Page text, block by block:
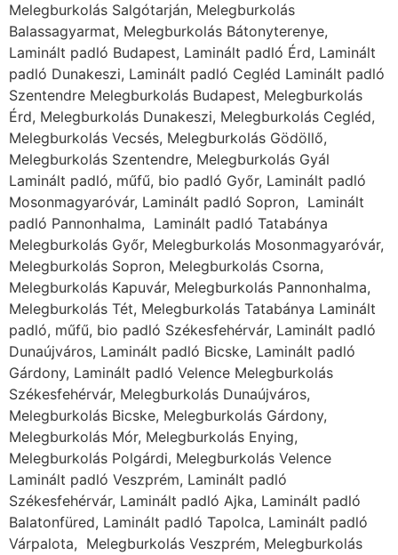
Melegburkolás Salgótarján, Melegburkolás
Balassagyarmat, Melegburkolás Bátonyterenye,
Laminált padló Budapest, Laminált padló Érd, Laminált
padló Dunakeszi, Laminált padló Cegléd Laminált padló
Szentendre Melegburkolás Budapest, Melegburkolás
Érd, Melegburkolás Dunakeszi, Melegburkolás Cegléd,
Melegburkolás Vecsés, Melegburkolás Gödöllő,
Melegburkolás Szentendre, Melegburkolás Gyál
Laminált padló, műfű, bio padló Győr, Laminált padló
Mosonmagyaróvár, Laminált padló Sopron, Laminált
padló Pannonhalma, Laminált padló Tatabánya
Melegburkolás Győr, Melegburkolás Mosonmagyaróvár,
Melegburkolás Sopron, Melegburkolás Csorna,
Melegburkolás Kapuvár, Melegburkolás Pannonhalma,
Melegburkolás Tét, Melegburkolás Tatabánya Laminált
padló, műfű, bio padló Székesfehérvár, Laminált padló
Dunaújváros, Laminált padló Bicske, Laminált padló
Gárdony, Laminált padló Velence Melegburkolás
Székesfehérvár, Melegburkolás Dunaújváros,
Melegburkolás Bicske, Melegburkolás Gárdony,
Melegburkolás Mór, Melegburkolás Enying,
Melegburkolás Polgárdi, Melegburkolás Velence
Laminált padló Veszprém, Laminált padló
Székesfehérvár, Laminált padló Ajka, Laminált padló
Balatonfüred, Laminált padló Tapolca, Laminált padló
Várpalota, Melegburkolás Veszprém, Melegburkolás